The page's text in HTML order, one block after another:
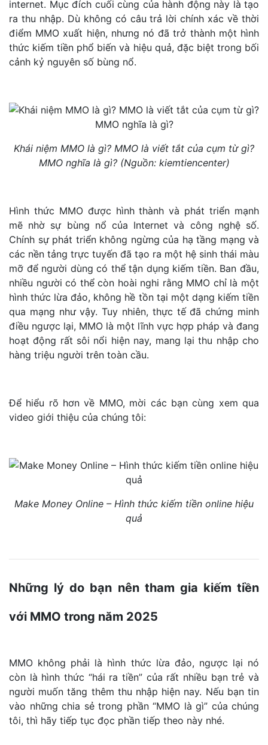
internet. Mục đích cuối cùng của hành động này là tạo
ra thu nhập. Dù không có câu trả lời chính xác về thời
điểm MMO xuất hiện, nhưng nó đã trở thành một hình
thức kiếm tiền phổ biến và hiệu quả, đặc biệt trong bối
cảnh kỷ nguyên số bùng nổ.
Khái niệm MMO là gì? MMO là viết tắt của cụm từ gì?
MMO nghĩa là gì? (Nguồn: kiemtiencenter)
Hình thức MMO được hình thành và phát triển mạnh
mẽ nhờ sự bùng nổ của Internet và công nghệ số.
Chính sự phát triển không ngừng của hạ tầng mạng và
các nền tảng trực tuyến đã tạo ra một hệ sinh thái màu
mỡ để người dùng có thể tận dụng kiếm tiền. Ban đầu,
nhiều người có thể còn hoài nghi rằng MMO chỉ là một
hình thức lừa đảo, không hề tồn tại một dạng kiếm tiền
qua mạng như vậy. Tuy nhiên, thực tế đã chứng minh
điều ngược lại, MMO là một lĩnh vực hợp pháp và đang
hoạt động rất sôi nổi hiện nay, mang lại thu nhập cho
hàng triệu người trên toàn cầu.
Để hiểu rõ hơn về MMO, mời các bạn cùng xem qua
video giới thiệu của chúng tôi:
Make Money Online – Hình thức kiếm tiền online hiệu
quả
Những lý do bạn nên tham gia kiếm tiền
với MMO trong năm 2025
MMO không phải là hình thức lừa đảo, ngược lại nó
còn là hình thức “hái ra tiền” của rất nhiều bạn trẻ và
người muốn tăng thêm thu nhập hiện nay. Nếu bạn tin
vào những chia sẻ trong phần “MMO là gì” của chúng
tôi, thì hãy tiếp tục đọc phần tiếp theo này nhé.